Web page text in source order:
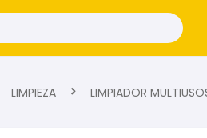
LIMPIEZA LIMPIADOR